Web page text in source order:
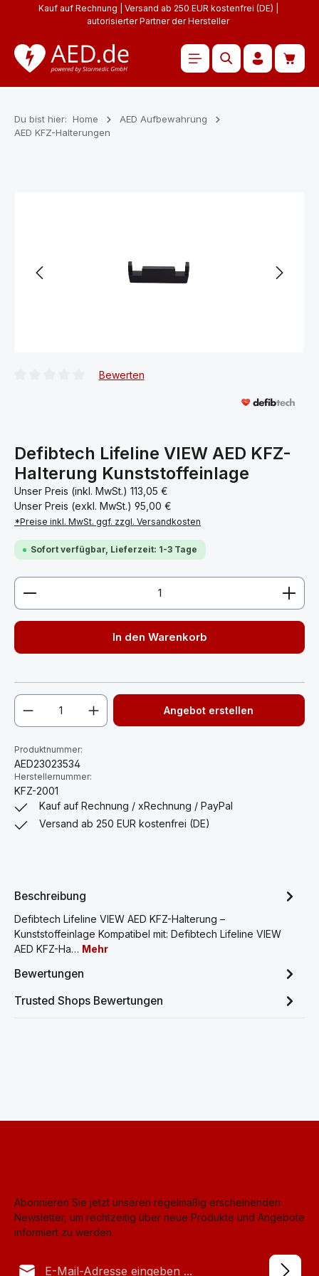
Zum Hauptinhalt springen
Kauf auf Rechnung | Versand ab 250 EUR kostenfrei (DE) |
autorisierter Partner der Hersteller
Du bist hier: Home
AED Aufbewahrung
AED KFZ-Halterungen
Bewerten
Defibtech Lifeline VIEW AED KFZ-
Halterung Kunststoffeinlage
Unser Preis (inkl. MwSt.) 113,05 €
Unser Preis (exkl. MwSt.) 95,00 €
*Preise inkl. MwSt. ggf. zzgl. Versandkosten
Sofort verfügbar, Lieferzeit: 1-3 Tage
Produkt Anzahl: Gib den gewünschten Wert ein
In den Warenkorb
Angebot erstellen
Produktnummer:
AED23023534
Herstellernummer:
KFZ-2001
Kauf auf Rechnung / xRechnung / PayPal
Versand ab 250 EUR kostenfrei (DE)
Beschreibung
Defibtech Lifeline VIEW AED KFZ-Halterung –
Kunststoffeinlage Kompatibel mit: Defibtech Lifeline VIEW
AED KFZ-Ha… Mehr
Bewertungen
Trusted Shops Bewertungen
Abonnieren Sie jetzt unseren regelmäßig erscheinenden
Newsletter, um rechtzeitig über neue Produkte und Angebote
informiert zu werden.